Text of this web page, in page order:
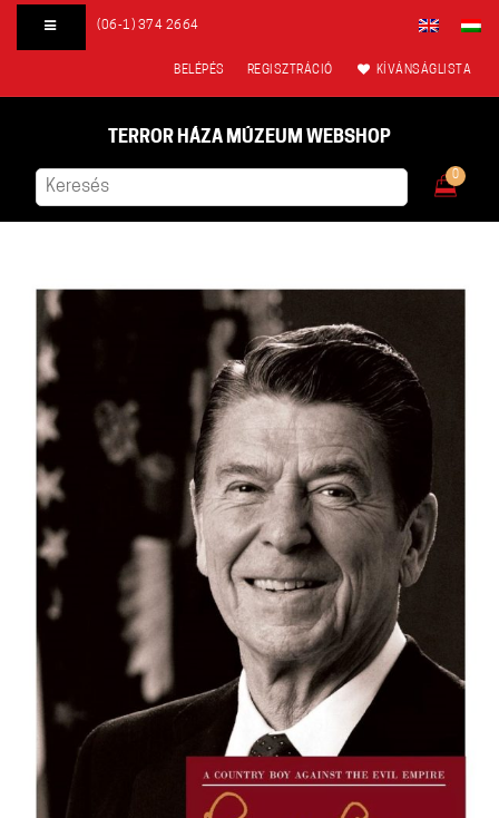
(06-1) 374 2664
BELÉPÉS REGISZTRÁCIÓ KÍVÁNSÁGLISTA
TERROR HÁZA MÚZEUM WEBSHOP
0